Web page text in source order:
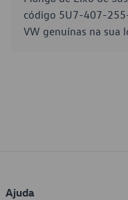
código 5U7-407-
VW genuínas na sua
Ajuda